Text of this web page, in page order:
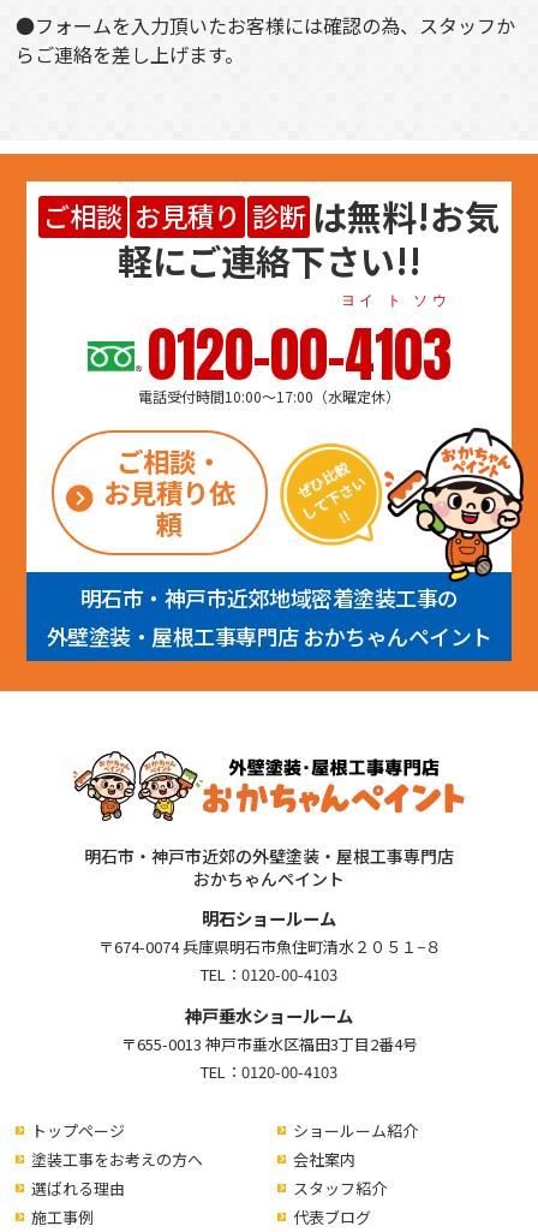
●フォームを入力頂いたお客様には確認の為、スタッフか
らご連絡を差し上げます。
ご相談 お見積り 診断 は無料!お気
軽にご連絡下さい!!
0120-00-4103
ヨイ ト ソウ
電話受付時間10:00～17:00（水曜定休）
ご相談・
お見積り依
頼
明石市・神戸市近郊地域密着塗装工事の
外壁塗装・屋根工事専門店 おかちゃんペイント
明石市・神戸市近郊の外壁塗装・屋根工事専門店
おかちゃんペイント
明石ショールーム
〒674-0074 兵庫県明石市魚住町清水２０５１−８
TEL： 0120-00-4103
神戸垂水ショールーム
〒655-0013 神戸市垂水区福田3丁目2番4号
TEL： 0120-00-4103
トップページ
塗装工事をお考えの方へ
選ばれる理由
ショールーム紹介
会社案内
スタッフ紹介
施工事例
代表ブログ